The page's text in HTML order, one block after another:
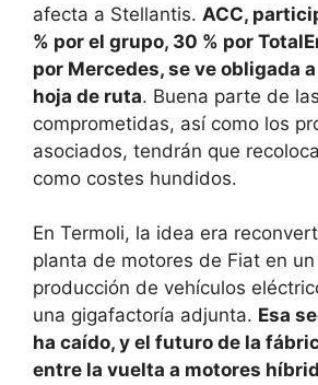
afecta a Stellantis. ACC,
% por el grupo, 30 % por
por Mercedes, se ve obligada
hoja de ruta. Buena parte de
comprometidas, así como los
asociados, tendrán que
como costes hundidos.
En Termoli, la idea era
planta de motores de Fiat en
producción de vehículos
una gigafactoría adjunta. Esa
ha caído, y el futuro de la
entre la vuelta a motores